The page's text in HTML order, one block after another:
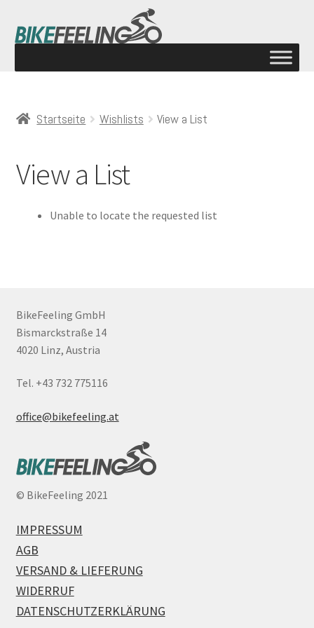
Startseite Wishlists View a List
View a List
Unable to locate the requested list
BikeFeeling GmbH
Bismarckstraße 14
4020 Linz, Austria
Tel. +43 732 775116
office@bikefeeling.at
© BikeFeeling 2021
IMPRESSUM
AGB
VERSAND & LIEFERUNG
WIDERRUF
DATENSCHUTZERKLÄRUNG